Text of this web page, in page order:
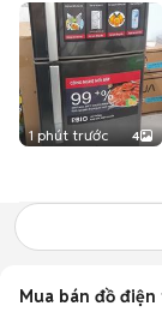
1 phút trước 4
Mua bán đồ điện